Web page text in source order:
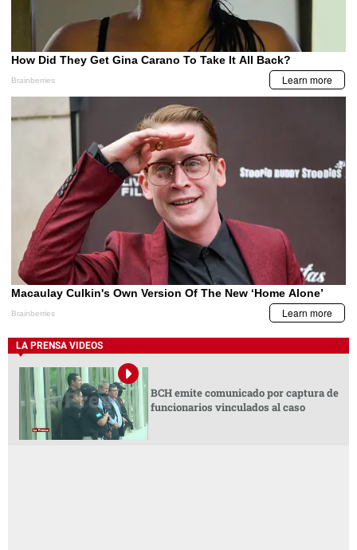
LA PRENSA VIDEOS
BCH emite comunicado por captura de
funcionarios vinculados al caso